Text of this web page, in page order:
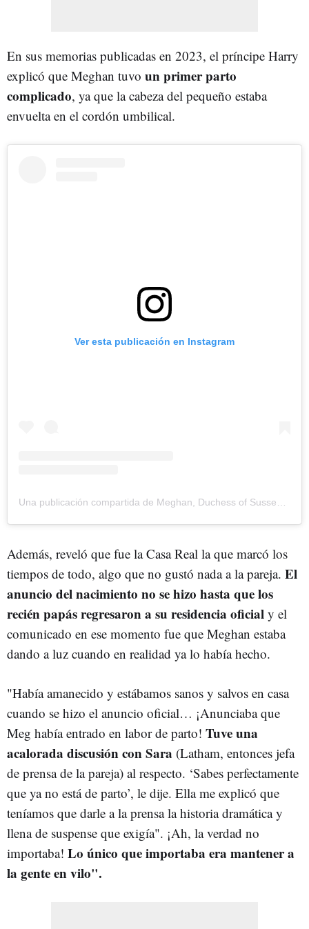
En sus memorias publicadas en 2023, el príncipe Harry
explicó que Meghan tuvo un primer parto
complicado, ya que la cabeza del pequeño estaba
envuelta en el cordón umbilical.
Ver esta publicación en Instagram
Además, reveló que fue la Casa Real la que marcó los
tiempos de todo, algo que no gustó nada a la pareja. El
anuncio del nacimiento no se hizo hasta que los
recién papás regresaron a su residencia oficial y el
comunicado en ese momento fue que Meghan estaba
dando a luz cuando en realidad ya lo había hecho.
"Había amanecido y estábamos sanos y salvos en casa
cuando se hizo el anuncio oficial… ¡Anunciaba que
Meg había entrado en labor de parto! Tuve una
acalorada discusión con Sara (Latham, entonces jefa
de prensa de la pareja) al respecto. ‘Sabes perfectamente
que ya no está de parto’, le dije. Ella me explicó que
teníamos que darle a la prensa la historia dramática y
llena de suspense que exigía". ¡Ah, la verdad no
importaba! Lo único que importaba era mantener a
la gente en vilo".